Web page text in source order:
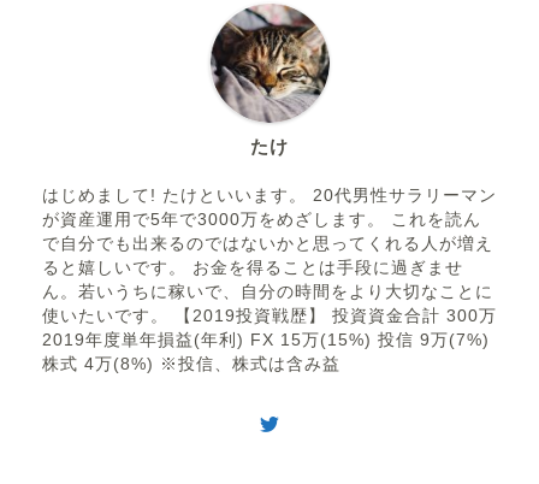
たけ
はじめまして! たけといいます。 20代男性サラリーマン
が資産運用で5年で3000万をめざします。 これを読ん
で自分でも出来るのではないかと思ってくれる人が増え
ると嬉しいです。 お金を得ることは手段に過ぎませ
ん。若いうちに稼いで、自分の時間をより大切なことに
使いたいです。 【2019投資戦歴】 投資資金合計 300万
2019年度単年損益(年利) FX 15万(15%) 投信 9万(7%)
株式 4万(8%) ※投信、株式は含み益